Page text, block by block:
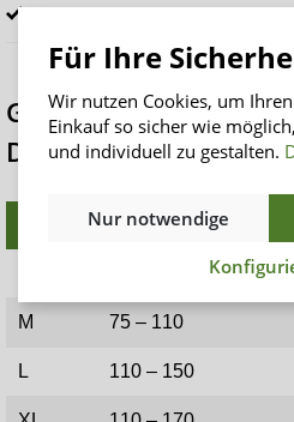
Packungsinhalt: 20 Stück
Größentabelle –
Dry Slip Tag
Hüftumfang (cm)
M 75 – 110
L 110 – 150
Für Ihre
Wir nutzen Cookies, um
Einkauf so sicher wie
und individuell zu gestalten.
Nur notwendige